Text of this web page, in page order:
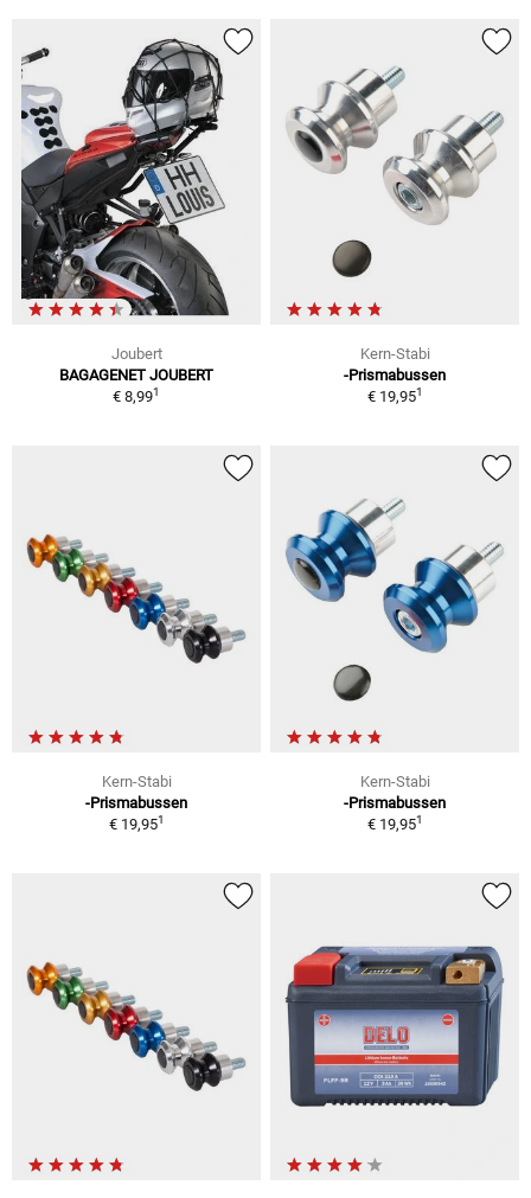
Joubert
BAGAGENET JOUBERT
€ 8,991
Kern-Stabi
-Prismabussen
€ 19,951
Kern-Stabi
-Prismabussen
€ 19,951
Kern-Stabi
-Prismabussen
€ 19,951